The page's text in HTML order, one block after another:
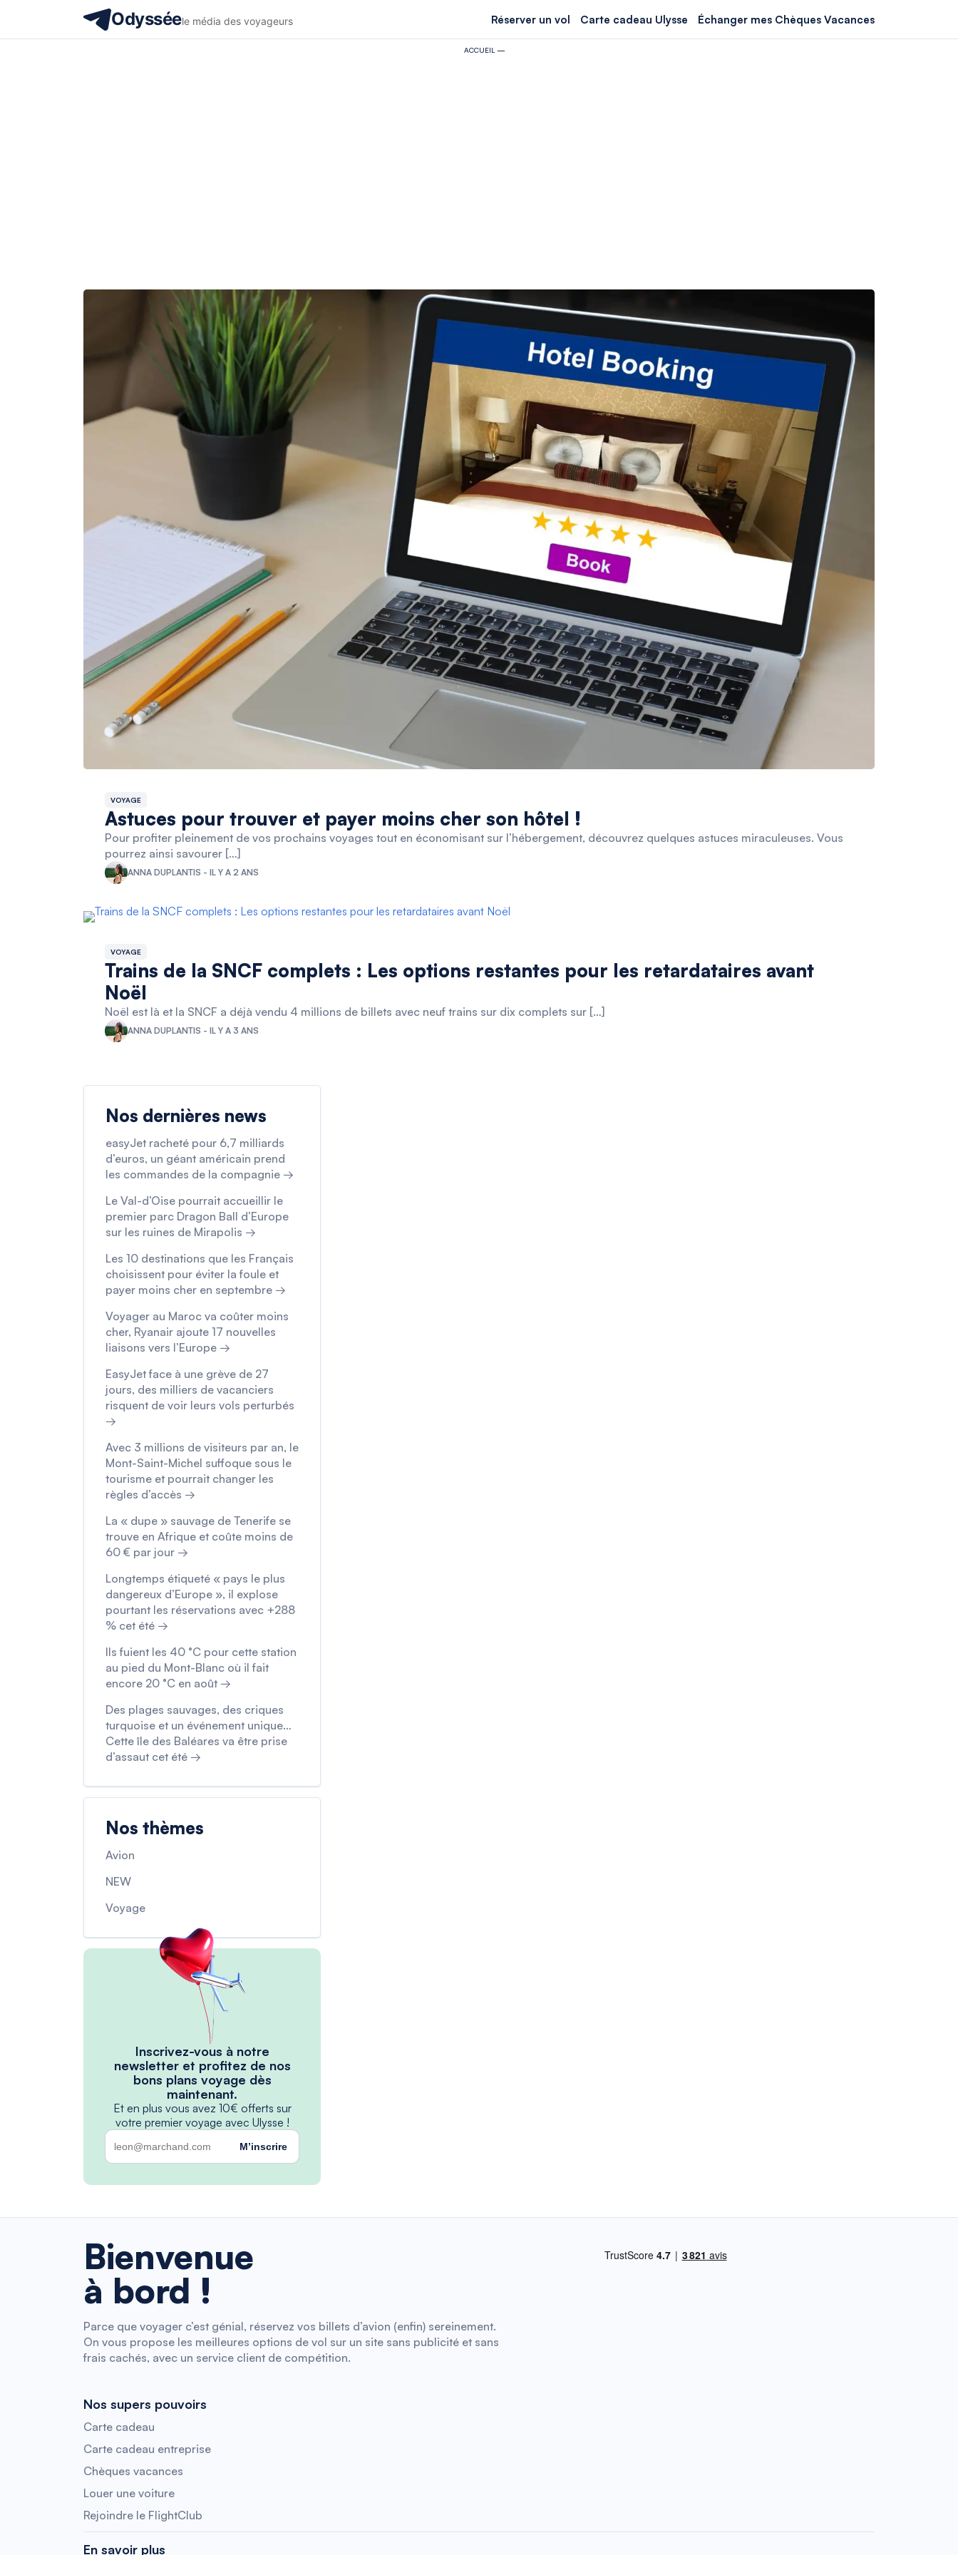
Odysséele média des voyageurs Réserver un vol Carte cadeau Ulysse Échanger mes Chèques Vacances
ACCUEIL —
VOYAGE
Astuces pour trouver et payer moins cher son hôtel !
Pour profiter pleinement de vos prochains voyages tout en économisant sur l’hébergement, découvrez quelques astuces miraculeuses. Vous
pourrez ainsi savourer […]
ANNA DUPLANTIS - IL Y A 2 ANS
VOYAGE
Trains de la SNCF complets : Les options restantes pour les retardataires avant
Noël
Noël est là et la SNCF a déjà vendu 4 millions de billets avec neuf trains sur dix complets sur […]
ANNA DUPLANTIS - IL Y A 3 ANS
Nos dernières news
easyJet racheté pour 6,7 milliards
d’euros, un géant américain prend
les commandes de la compagnie →
Le Val-d’Oise pourrait accueillir le
premier parc Dragon Ball d’Europe
sur les ruines de Mirapolis →
Les 10 destinations que les Français
choisissent pour éviter la foule et
payer moins cher en septembre →
Voyager au Maroc va coûter moins
cher, Ryanair ajoute 17 nouvelles
liaisons vers l’Europe →
EasyJet face à une grève de 27
jours, des milliers de vacanciers
risquent de voir leurs vols perturbés
→
Avec 3 millions de visiteurs par an, le
Mont-Saint-Michel suffoque sous le
tourisme et pourrait changer les
règles d’accès →
La « dupe » sauvage de Tenerife se
trouve en Afrique et coûte moins de
60 € par jour →
Longtemps étiqueté « pays le plus
dangereux d’Europe », il explose
pourtant les réservations avec +288
% cet été →
Ils fuient les 40 °C pour cette station
au pied du Mont-Blanc où il fait
encore 20 °C en août →
Des plages sauvages, des criques
turquoise et un événement unique…
Cette île des Baléares va être prise
d’assaut cet été →
Nos thèmes
Avion
NEW
Voyage
Inscrivez-vous à notre
newsletter et profitez de nos
bons plans voyage dès
maintenant.
Et en plus vous avez 10€ offerts sur
votre premier voyage avec Ulysse !
M’inscrire
Bienvenue
à bord !
Parce que voyager c’est génial, réservez vos billets d’avion (enfin) sereinement.
On vous propose les meilleures options de vol sur un site sans publicité et sans
frais cachés, avec un service client de compétition.
Nos supers pouvoirs
Carte cadeau
Carte cadeau entreprise
Chèques vacances
Louer une voiture
Rejoindre le FlightClub
En savoir plus